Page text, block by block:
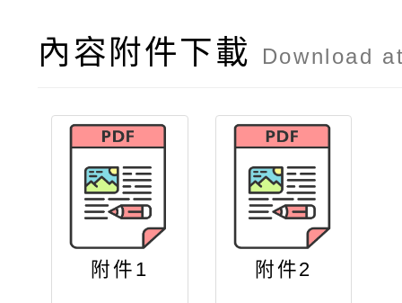
內容附件下載 Download
附件1 附件2